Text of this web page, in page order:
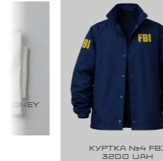
КУРТКА №4 FBI
3200UAH